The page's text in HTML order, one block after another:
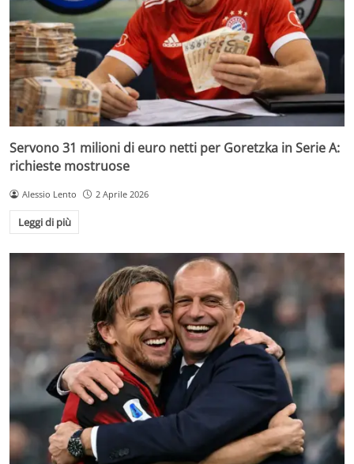
Servono 31 milioni di euro netti per Goretzka in Serie A:
richieste mostruose
Alessio Lento 2 Aprile 2026
Leggi di più